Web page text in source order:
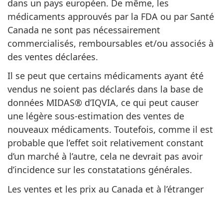
dans un pays européen. De même, les
médicaments approuvés par la FDA ou par Santé
Canada ne sont pas nécessairement
commercialisés, remboursables et/ou associés à
des ventes déclarées.
Il se peut que certains médicaments ayant été
vendus ne soient pas déclarés dans la base de
données MIDAS® d’IQVIA, ce qui peut causer
une légère sous-estimation des ventes de
nouveaux médicaments. Toutefois, comme il est
probable que l’effet soit relativement constant
d’un marché à l’autre, cela ne devrait pas avoir
d’incidence sur les constatations générales.
Les ventes et les prix au Canada et à l’étranger